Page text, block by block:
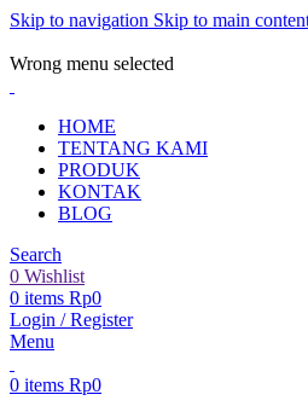
Skip to navigation Skip to main
Wrong menu selected
HOME
TENTANG KAMI
PRODUK
KONTAK
BLOG
Search
0 Wishlist
0 items Rp0
Login / Register
Menu
0 items Rp0